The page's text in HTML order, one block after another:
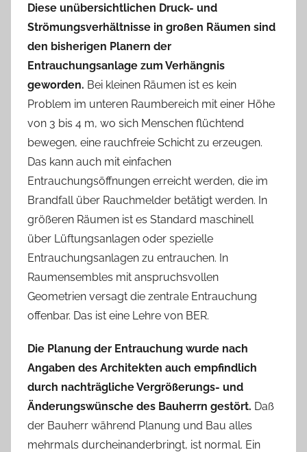
Diese unübersichtlichen Druck- und
Strömungsverhältnisse in großen Räumen sind
den bisherigen Planern der
Entrauchungsanlage zum Verhängnis
geworden. Bei kleinen Räumen ist es kein
Problem im unteren Raumbereich mit einer Höhe
von 3 bis 4 m, wo sich Menschen flüchtend
bewegen, eine rauchfreie Schicht zu erzeugen.
Das kann auch mit einfachen
Entrauchungsöffnungen erreicht werden, die im
Brandfall über Rauchmelder betätigt werden. In
größeren Räumen ist es Standard maschinell
über Lüftungsanlagen oder spezielle
Entrauchungsanlagen zu entrauchen. In
Raumensembles mit anspruchsvollen
Geometrien versagt die zentrale Entrauchung
offenbar. Das ist eine Lehre von BER.
Die Planung der Entrauchung wurde nach
Angaben des Architekten auch empfindlich
durch nachträgliche Vergrößerungs- und
Änderungswünsche des Bauherrn gestört. Daß
der Bauherr während Planung und Bau alles
mehrmals durcheinanderbringt, ist normal. Ein